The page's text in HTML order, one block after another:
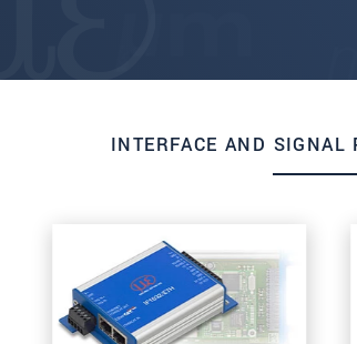
INTERFACE AND SIGNAL